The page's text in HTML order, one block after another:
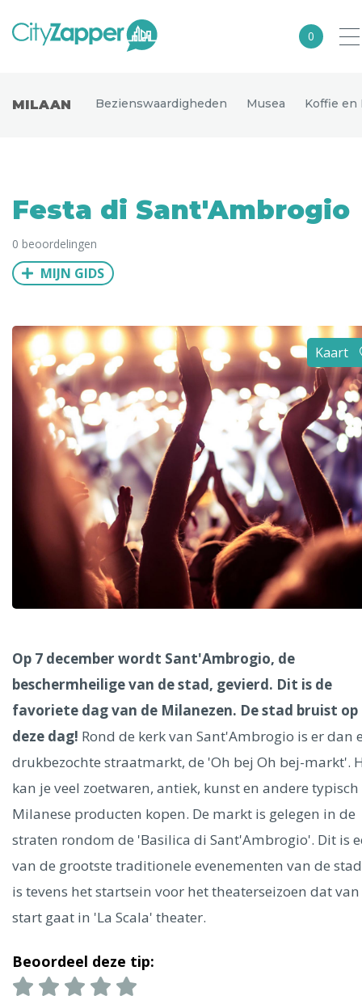
0
Europa
Noord-Amerika
Azië
Uitgelichte bestemmingen
Alle steden
Phoenix
Dresden
Ålesund
Singapore
Berlijn Mechelen
Florence
Dublin
Hong Kong München Wenen Budapest
Madrid
Vancouver
Alles bekijken
MILAAN Bezienswaardigheden Musea Koffie en
Festa di Sant'Ambrogio
0 beoordelingen
MIJN GIDS
Kaart
Op 7 december wordt Sant'Ambrogio, de
beschermheilige van de stad, gevierd. Dit is de
favoriete dag van de Milanezen. De stad bruist op
deze dag! Rond de kerk van Sant'Ambrogio is er dan
drukbezochte straatmarkt, de 'Oh bej Oh bej-markt'.
kan je veel zoetwaren, antiek, kunst en andere typisch
Milanese producten kopen. De markt is gelegen in de
straten rondom de 'Basilica di Sant'Ambrogio'. Dit is
van de grootste traditionele evenementen van de
is tevens het startsein voor het theaterseizoen dat van
start gaat in 'La Scala' theater.
Beoordeel deze tip: